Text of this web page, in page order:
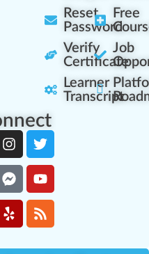
Reset
Password
Verify
Certificate
Learner
Transcript
Free
Job